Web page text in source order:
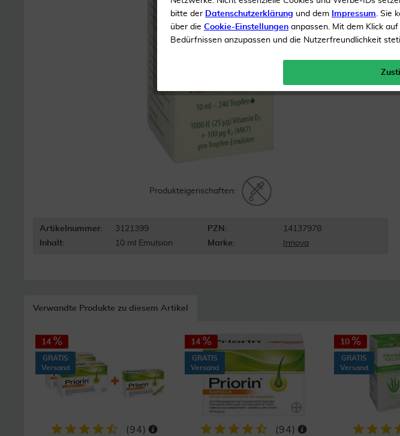
Produkteigenschaften:
Artikelnummer: 3121399 PZN:
14137978
Inhalt:
10 ml Emulsion Marke: Innova
Verwandte Produkte zu diesem Artikel
14
GRATIS
Versand
(94)
14
GRATIS
Versand
(94)
10
GRATIS
Versand
bitte der Datenschutzerklärung und dem Impressum. Sie
über die Cookie-Einstellungen anpassen. Mit dem Klick auf
Bedürfnissen anzupassen und die Nutzerfreundlichkeit